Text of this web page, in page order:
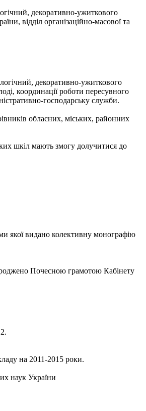
декоративно-ужиткового
відділ організаційно-масової та
декоративно-ужиткового
координації роботи пересувного
господарську служби.
обласних, міських, районних
шкіл мають змогу долучитися до
якої видано колективну монографію
Почесною грамотою Кабінету
на 2011-2015 роки.
наук України